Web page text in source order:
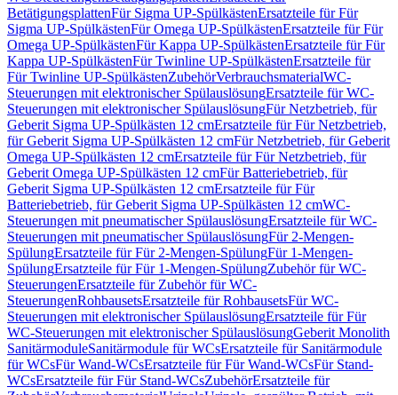
BetätigungsplattenFür Sigma UP-SpülkästenErsatzteile für Für
Sigma UP-SpülkästenFür Omega UP-SpülkästenErsatzteile für Für
Omega UP-SpülkästenFür Kappa UP-SpülkästenErsatzteile für Für
Kappa UP-SpülkästenFür Twinline UP-SpülkästenErsatzteile für
Für Twinline UP-SpülkästenZubehörVerbrauchsmaterialWC-
Steuerungen mit elektronischer SpülauslösungErsatzteile für WC-
Steuerungen mit elektronischer SpülauslösungFür Netzbetrieb, für
Geberit Sigma UP-Spülkästen 12 cmErsatzteile für Für Netzbetrieb,
für Geberit Sigma UP-Spülkästen 12 cmFür Netzbetrieb, für Geberit
Omega UP-Spülkästen 12 cmErsatzteile für Für Netzbetrieb, für
Geberit Omega UP-Spülkästen 12 cmFür Batteriebetrieb, für
Geberit Sigma UP-Spülkästen 12 cmErsatzteile für Für
Batteriebetrieb, für Geberit Sigma UP-Spülkästen 12 cmWC-
Steuerungen mit pneumatischer SpülauslösungErsatzteile für WC-
Steuerungen mit pneumatischer SpülauslösungFür 2-Mengen-
SpülungErsatzteile für Für 2-Mengen-SpülungFür 1-Mengen-
SpülungErsatzteile für Für 1-Mengen-SpülungZubehör für WC-
SteuerungenErsatzteile für Zubehör für WC-
SteuerungenRohbausetsErsatzteile für RohbausetsFür WC-
Steuerungen mit elektronischer SpülauslösungErsatzteile für Für
WC-Steuerungen mit elektronischer SpülauslösungGeberit Monolith
SanitärmoduleSanitärmodule für WCsErsatzteile für Sanitärmodule
für WCsFür Wand-WCsErsatzteile für Für Wand-WCsFür Stand-
WCsErsatzteile für Für Stand-WCsZubehörErsatzteile für